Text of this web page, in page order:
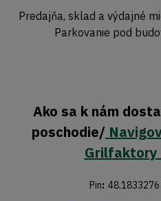
Predajňa, sklad a výdajné
Parkovanie pod
Ako sa k nám
poschodie/
Grilfaktory
Pin: